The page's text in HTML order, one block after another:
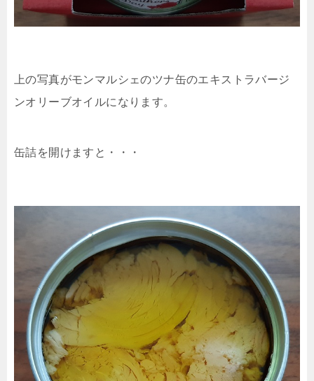
上の写真がモンマルシェのツナ缶のエキストラバージ
ンオリーブオイルになります。
缶詰を開けますと・・・